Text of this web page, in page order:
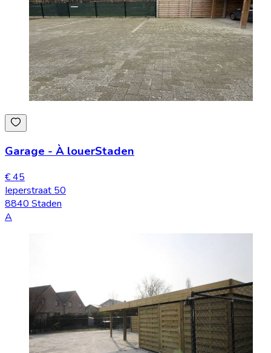
Garage - À louerStaden
€ 45
Ieperstraat 50
8840 Staden
A